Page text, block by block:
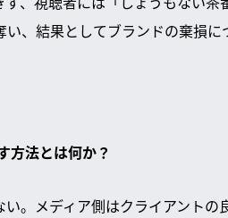
、結果としてブランドの棄損に
方法とは何か？
。メディア側はクライアントの